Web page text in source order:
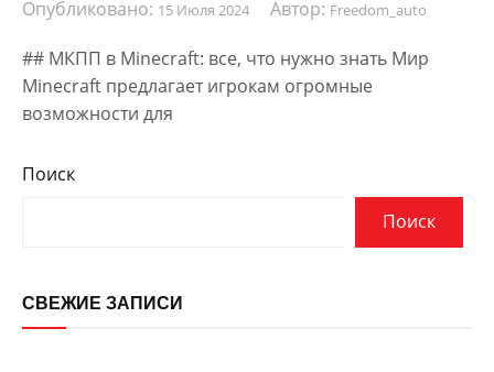
Опубликовано: 15 Июля 2024 Автор: Freedom_auto
## МКПП в Minecraft: все, что нужно знать Мир
Minecraft предлагает игрокам огромные
возможности для
Поиск
Поиск
СВЕЖИЕ ЗАПИСИ